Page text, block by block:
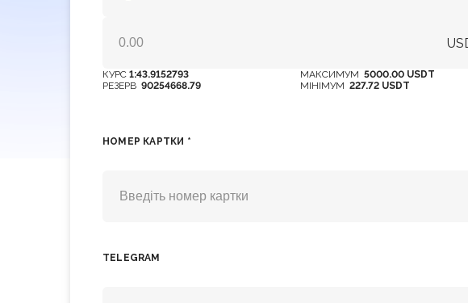
РЕЗЕРВ 90254668.79
КУРС 1:43.9152793
МІНІМУМ227.72 USDT
МАКСИМУМ5000.00 USDT
НОМЕР КАРТКИ *
TELEGRAM